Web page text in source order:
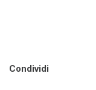
Condividi